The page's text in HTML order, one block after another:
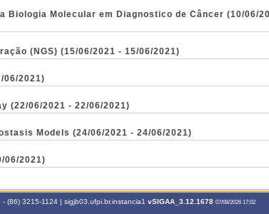
Biologia Molecular em Diagnostico de Câncer (10/06/
(NGS) (15/06/2021 - 15/06/2021)
06/2021)
(22/06/2021 - 22/06/2021)
Models (24/06/2021 - 24/06/2021)
06/2021)
(86) 3215-1124 | sigjb03.ufpi.br.instancia1 vSIGAA_3.12.1678 07/08/2026 17:02